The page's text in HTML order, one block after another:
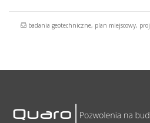
badania geotechniczne, plan miejscowy,